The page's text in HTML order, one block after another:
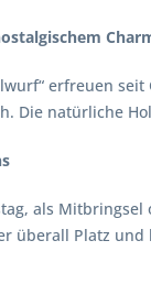
erfreuen
Die natürliche
als
überall Platz